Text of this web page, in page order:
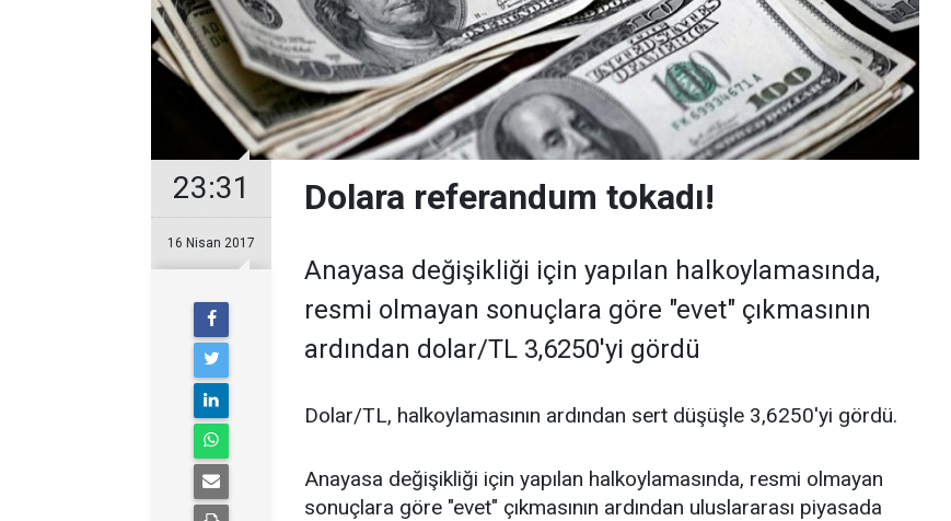
23:31
16 Nisan 2017
Dolara referandum tokadı!
Anayasa değişikliği için yapılan halkoylamasında,
resmi olmayan sonuçlara göre "evet" çıkmasının
ardından dolar/TL 3,6250'yi gördü
Dolar/TL, halkoylamasının ardından sert düşüşle 3,6250'yi gördü.
Anayasa değişikliği için yapılan halkoylamasında, resmi olmayan
sonuçlara göre "evet" çıkmasının ardından uluslararası piyasada